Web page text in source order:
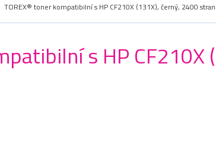
TOREX® toner kompatibilní s HP CF210X (131X), černý, 2400 stran
s HP